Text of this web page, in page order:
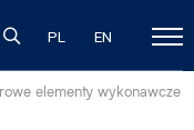
PL EN
elementy wykonawcze